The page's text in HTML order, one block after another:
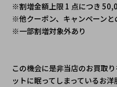
※割増金額上限 1 点につき
※他クーポン、キャンペーンと
※一部割増対象外あり
この機会に是非当店のお買取
ットに眠ってしまっているお